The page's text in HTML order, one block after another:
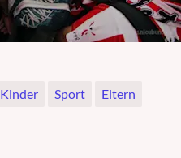
Kinder Sport Eltern